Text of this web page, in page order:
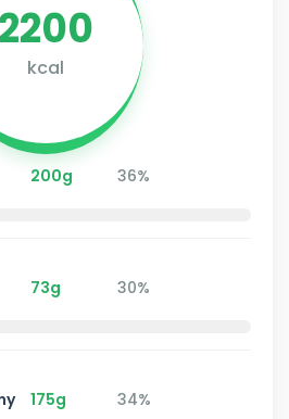
2200
kcal
200g 36%
73g 30%
175g 34%